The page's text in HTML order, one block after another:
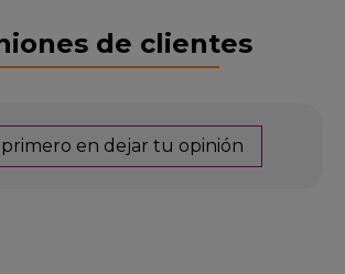
de clientes
primero en dejar tu opinión